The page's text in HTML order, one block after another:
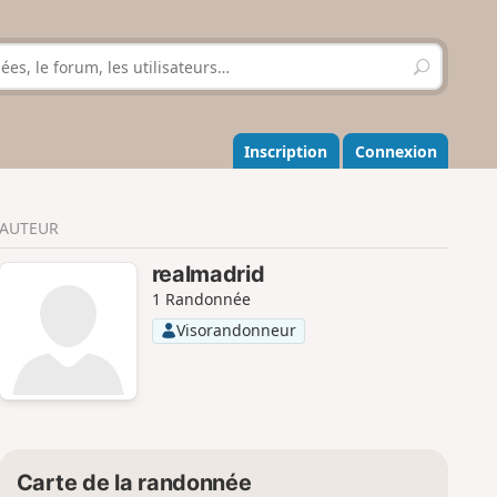
R
e
h
e
r
r
Inscription Connexion
AUTEUR
realmadrid
1 Randonnée
Visorandonneur
Carte de la randonnée